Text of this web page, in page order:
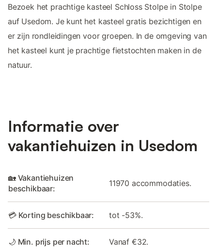
Bezoek het prachtige kasteel Schloss Stolpe in Stolpe
auf Usedom. Je kunt het kasteel gratis bezichtigen en
er zijn rondleidingen voor groepen. In de omgeving van
het kasteel kunt je prachtige fietstochten maken in de
natuur.
Informatie over
vakantiehuizen in Usedom
🏡 Vakantiehuizen
beschikbaar:
11970 accommodaties.
💳 Korting beschikbaar: tot -53%.
🌙 Min. prijs per nacht: Vanaf €32.